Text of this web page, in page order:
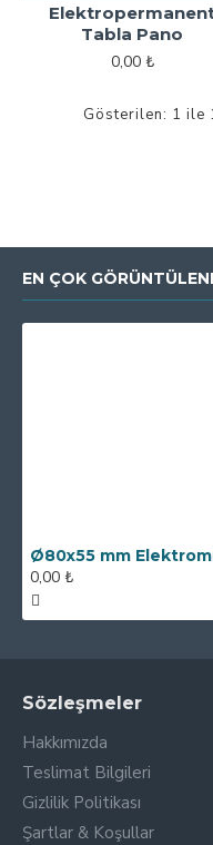
Tabla Pano
0,00 ₺
Gösterilen: 1 ile
EN ÇOK
0,00 ₺
Sözleşmeler
Hakkımızda
Teslimat Bilgileri
Gizlilik Politikası
Şartlar & Koşullar